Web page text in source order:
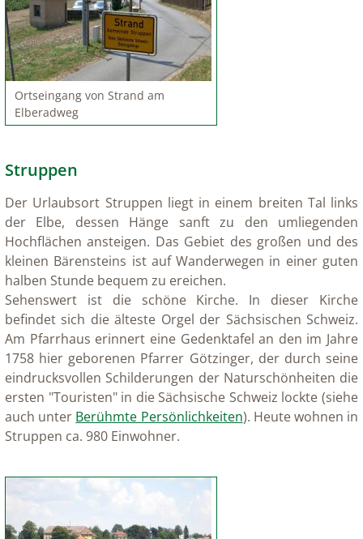
Ortseingang von Strand am
Elberadweg
Struppen
Der Urlaubsort Struppen liegt in einem breiten Tal links
der Elbe, dessen Hänge sanft zu den umliegenden
Hochflächen ansteigen. Das Gebiet des großen und des
kleinen Bärensteins ist auf Wanderwegen in einer guten
halben Stunde bequem zu ereichen.
Sehenswert ist die schöne Kirche. In dieser Kirche
befindet sich die älteste Orgel der Sächsischen Schweiz.
Am Pfarrhaus erinnert eine Gedenktafel an den im Jahre
1758 hier geborenen Pfarrer Götzinger, der durch seine
eindrucksvollen Schilderungen der Naturschönheiten die
ersten "Touristen" in die Sächsische Schweiz lockte (siehe
auch unter Berühmte Persönlichkeiten). Heute wohnen in
Struppen ca. 980 Einwohner.